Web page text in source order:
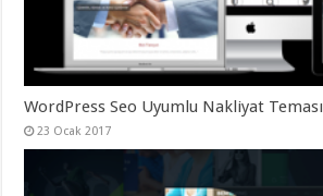
gaziantep
palyaço,
twitter
takipçi
hilesi,
twitter
WordPress Seo Uyumlu Nakliyat Teması
23 Ocak 2017